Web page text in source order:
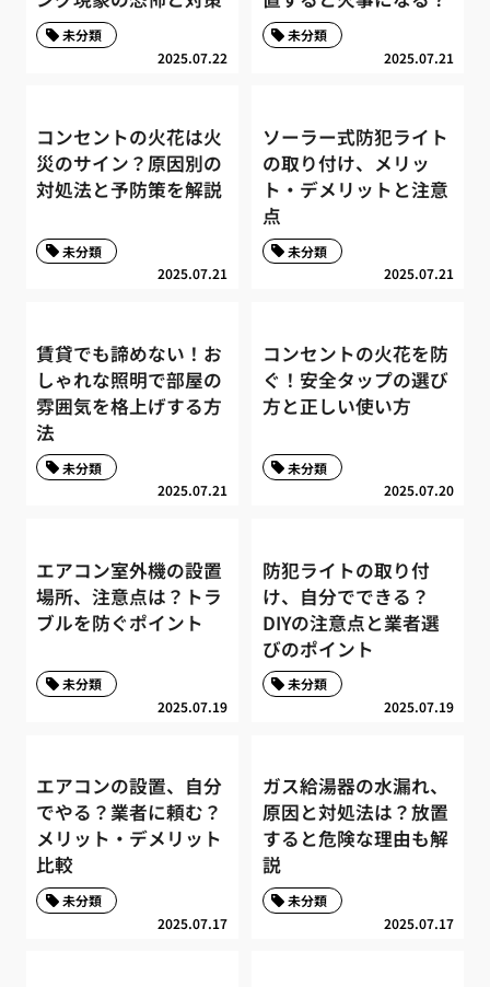
2025.07.22
未分類
2025.07.21
未分類
コンセントの火花は火
災のサイン？原因別の
対処法と予防策を解説
2025.07.21
未分類
ソーラー式防犯ライト
の取り付け、メリッ
ト・デメリットと注意
点
2025.07.21
未分類
賃貸でも諦めない！お
しゃれな照明で部屋の
雰囲気を格上げする方
法
2025.07.21
未分類
コンセントの火花を防
ぐ！安全タップの選び
方と正しい使い方
2025.07.20
未分類
エアコン室外機の設置
場所、注意点は？トラ
ブルを防ぐポイント
2025.07.19
未分類
防犯ライトの取り付
け、自分でできる？
DIYの注意点と業者選
びのポイント
2025.07.19
未分類
エアコンの設置、自分
でやる？業者に頼む？
メリット・デメリット
比較
2025.07.17
未分類
ガス給湯器の水漏れ、
原因と対処法は？放置
すると危険な理由も解
説
2025.07.17
未分類